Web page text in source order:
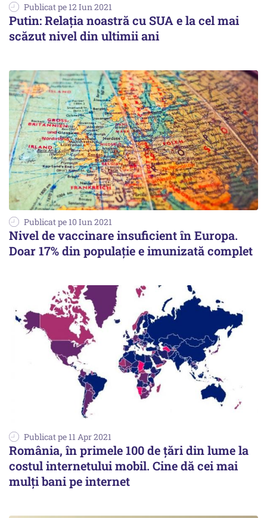
Publicat pe 12 Iun 2021
Putin: Relația noastră cu SUA e la cel mai
scăzut nivel din ultimii ani
Publicat pe 10 Iun 2021
Nivel de vaccinare insuficient în Europa.
Doar 17% din populație e imunizată complet
Publicat pe 11 Apr 2021
România, în primele 100 de ţări din lume la
costul internetului mobil. Cine dă cei mai
mulţi bani pe internet